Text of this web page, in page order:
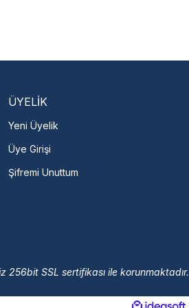
ÜYELİK
Yeni Üyelik
Üye Girişi
Şifremi Unuttum
256bit SSL sertifikası ile korunmaktadır.